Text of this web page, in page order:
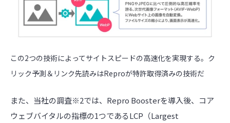
この2つの技術によってサイトスピードの高速化を実現する。 ク
リック予測＆リンク先読みはReproが特許取得済みの技術だ
また、当社の調査※2では、Repro Boosterを導入後、コア
ウェブバイタルの指標の1つであるLCP（Largest